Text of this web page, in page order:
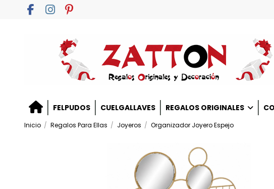
FELPUDOS CUELGALLAVES REGALOS ORIGINALES
Inicio Regalos Para Ellas Joyeros Organizador Joyero Espejo